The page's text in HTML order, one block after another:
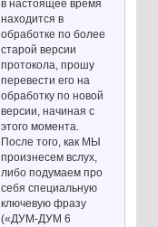
в настоящее время
находится в
обработке по более
старой версии
протокола, прошу
перевести его на
обработку по новой
версии, начиная с
этого момента.
После того, как МЫ
произнесем вслух,
либо подумаем про
себя специальную
ключевую фразу
(«ДУМ-ДУМ 6